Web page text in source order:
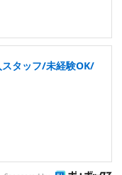
スタッフ/未経験OK/